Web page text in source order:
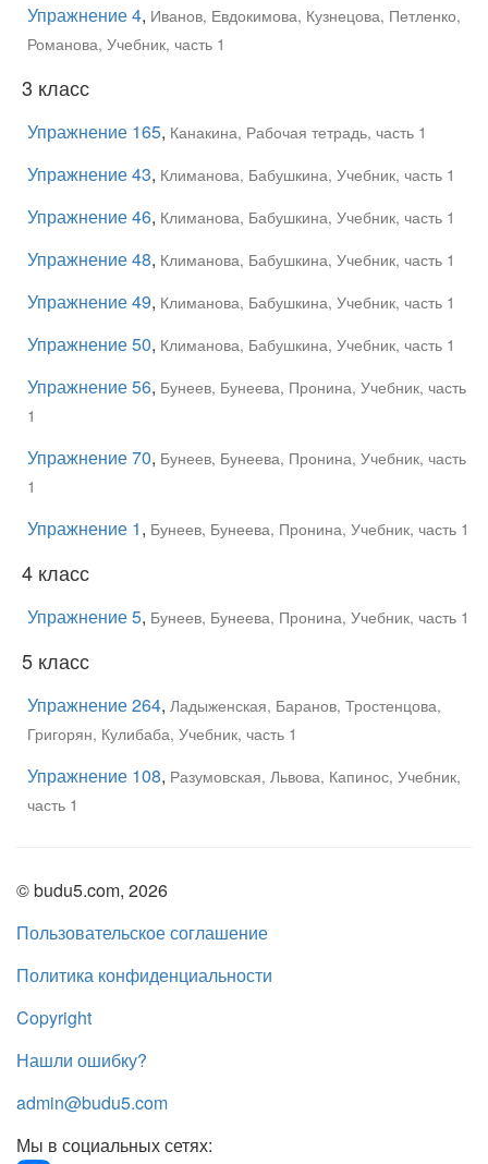
Упражнение 4, Иванов, Евдокимова, Кузнецова, Петленко,
Романова, Учебник, часть 1
3 класс
Упражнение 165, Канакина, Рабочая тетрадь, часть 1
Упражнение 43, Климанова, Бабушкина, Учебник, часть 1
Упражнение 46, Климанова, Бабушкина, Учебник, часть 1
Упражнение 48, Климанова, Бабушкина, Учебник, часть 1
Упражнение 49, Климанова, Бабушкина, Учебник, часть 1
Упражнение 50, Климанова, Бабушкина, Учебник, часть 1
Упражнение 56, Бунеев, Бунеева, Пронина, Учебник, часть
1
Упражнение 70, Бунеев, Бунеева, Пронина, Учебник, часть
1
Упражнение 1, Бунеев, Бунеева, Пронина, Учебник, часть 1
4 класс
Упражнение 5, Бунеев, Бунеева, Пронина, Учебник, часть 1
5 класс
Упражнение 264, Ладыженская, Баранов, Тростенцова,
Григорян, Кулибаба, Учебник, часть 1
Упражнение 108, Разумовская, Львова, Капинос, Учебник,
часть 1
© budu5.com, 2026
Пользовательское соглашение
Политика конфиденциальности
Copyright
Нашли ошибку?
admin@budu5.com
Мы в социальных сетях: